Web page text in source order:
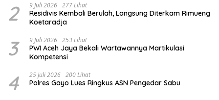
2 9 Juli 2026 277 Lihat
Residivis Kembali Berulah, Langsung Diterkam Rimueng
Koetaradja
3 9 Juli 2026 253 Lihat
PWI Aceh Jaya Bekali Wartawannya Martikulasi
Kompetensi
4 25 Juli 2026 200 Lihat
Polres Gayo Lues Ringkus ASN Pengedar Sabu